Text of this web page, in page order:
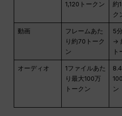
1,120トークン
約
ク
動画
フレームあた
り約70トーク
ン
5
→
ト
オーディオ
1ファイルあた
り最大100万
トークン
ン